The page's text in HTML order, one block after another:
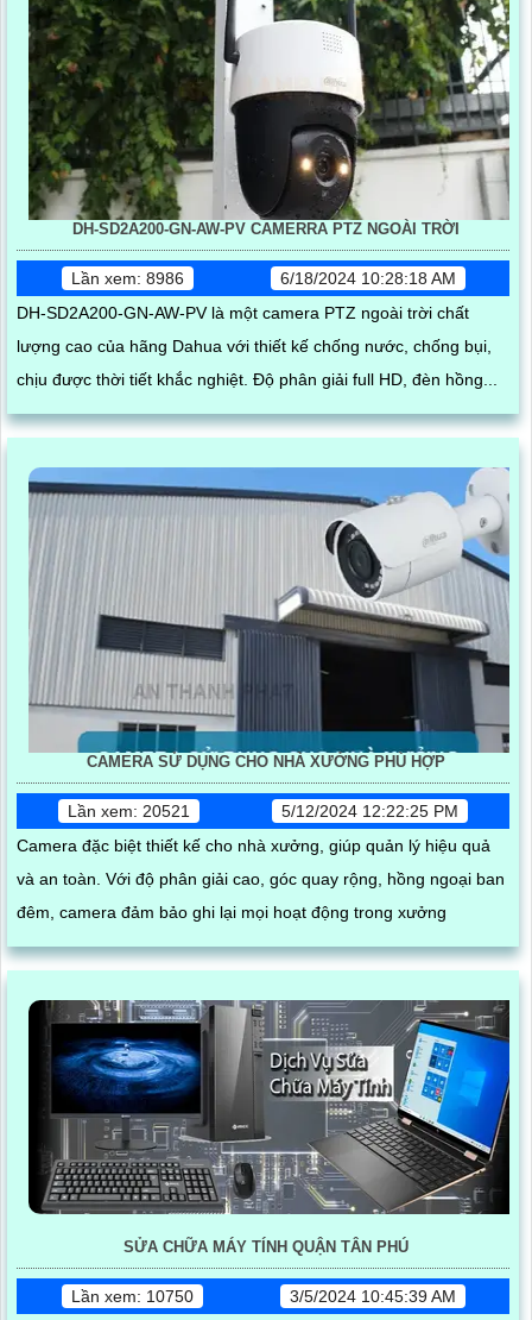
DH-SD2A200-GN-AW-PV CAMERRA PTZ NGOÀI TRỜI
Lần xem: 8986
6/18/2024 10:28:18 AM
DH-SD2A200-GN-AW-PV là một camera PTZ ngoài trời chất
lượng cao của hãng Dahua với thiết kế chống nước, chống bụi,
chịu được thời tiết khắc nghiệt. Độ phân giải full HD, đèn hồng...
CAMERA SỬ DỤNG CHO NHÀ XƯỞNG PHÙ HỢP
Lần xem: 20521
5/12/2024 12:22:25 PM
Camera đặc biệt thiết kế cho nhà xưởng, giúp quản lý hiệu quả
và an toàn. Với độ phân giải cao, góc quay rộng, hồng ngoại ban
đêm, camera đảm bảo ghi lại mọi hoạt động trong xưởng
SỬA CHỮA MÁY TÍNH QUẬN TÂN PHÚ
Lần xem: 10750
3/5/2024 10:45:39 AM